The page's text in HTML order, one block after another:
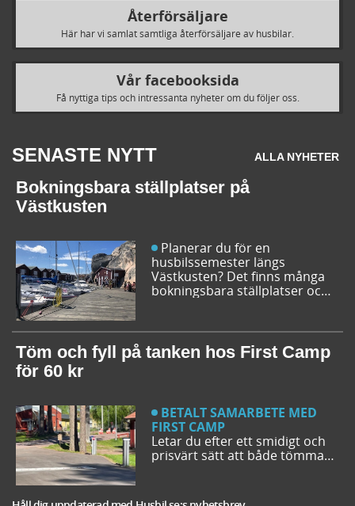
Återförsäljare
Här har vi samlat samtliga återförsäljare av husbilar.
Vår facebooksida
Få nyttiga tips och intressanta nyheter om du följer oss.
SENASTE NYTT ALLA NYHETER
Bokningsbara ställplatser på
Västkusten
husbilssemester längs
Västkusten? Det finns många
bokningsbara ställplatser och
campingturen. Vi ger dig några
bra förslag på ställplatser och
husbilsplatser så att du kan
Töm och fyll på tanken hos First Camp
för 60 kr
BETALT SAMARBETE MED
FIRST CAMP
Letar du efter ett smidigt och
prisvärt sätt att både tömma
har du möjlighet att svänga in